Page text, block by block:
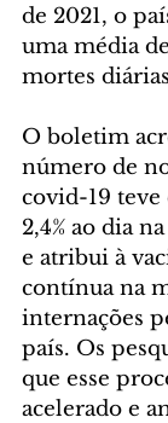
de 2021, o
uma média
mortes
O boletim
número de
covid-19 teve
2,4% ao dia
e atribui à
contínua na
internações
país. Os
que esse
acelerado e